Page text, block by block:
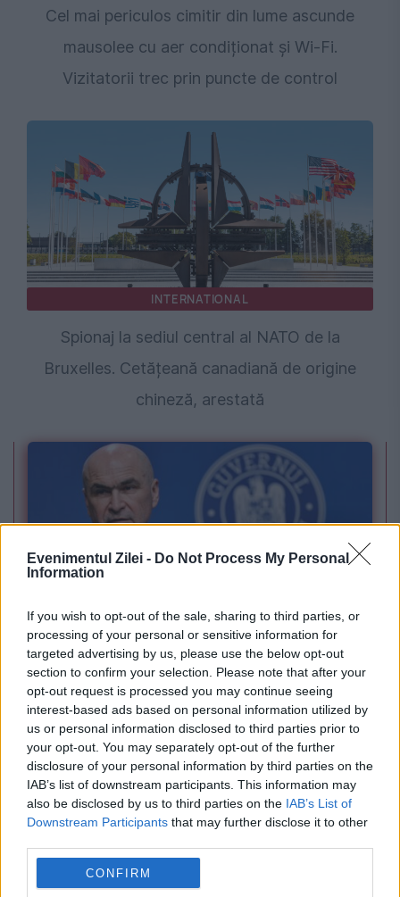
Evenimentul Zilei - Do Not Process My Personal
Information
If you wish to opt-out of the sale, sharing to third parties, or
processing of your personal or sensitive information for
targeted advertising by us, please use the below opt-out
section to confirm your selection. Please note that after your
opt-out request is processed you may continue seeing
interest-based ads based on personal information utilized by
us or personal information disclosed to third parties prior to
your opt-out. You may separately opt-out of the further
disclosure of your personal information by third parties on the
IAB’s list of downstream participants. This information may
also be disclosed by us to third parties on the IAB’s List of
Downstream Participants that may further disclose it to other
CONFIRM
Cel mai periculos cimitir din lume ascunde
mausolee cu aer condiționat și Wi-Fi.
Vizitatorii trec prin puncte de control
INTERNATIONAL
Spionaj la sediul central al NATO de la
Bruxelles. Cetățeană canadiană de origine
chineză, arestată
POLITICA
Bolojan: Agențiile de rating vor analiza trei
factori-cheie înainte de următoarea evaluare
a României